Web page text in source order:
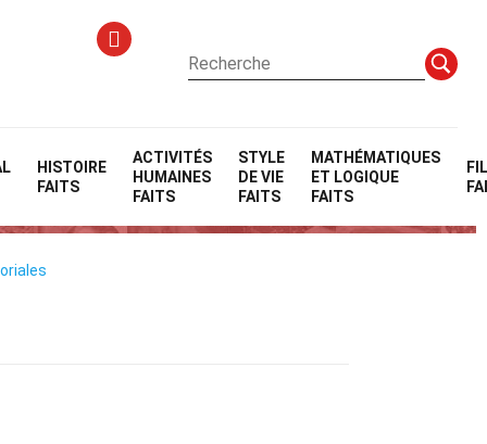
HISTOIRE
FAITS
ACTIVITÉS
HUMAINES
FAITS
STYLE
DE VIE
FAITS
MATHÉMATIQUES
ET LOGIQUE
FAITS